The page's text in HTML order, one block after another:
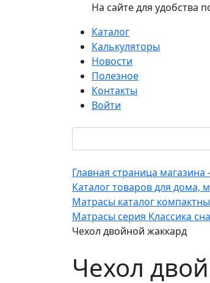
На сайте для удобства
Каталог
Калькуляторы
Новости
Полезное
Контакты
Войти
Главная страница
Каталог товаров для дома,
Матрасы каталог
Матрасы серия Классика сна
Чехол двойной жаккард
Чехол